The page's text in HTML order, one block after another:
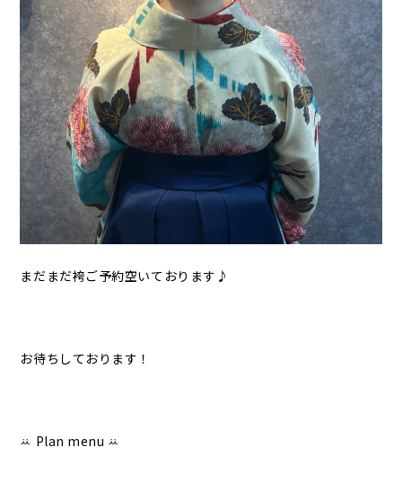
まだまだ袴ご予約空いております♪
お待ちしております！
ꕁ Plan menu ꕁ